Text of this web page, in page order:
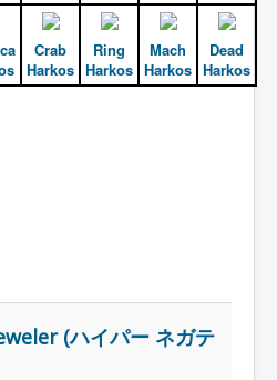
Crab
Harkos
Ring
Harkos
Mach
Harkos
Dead
Harkos
(ハイパー ネガテ